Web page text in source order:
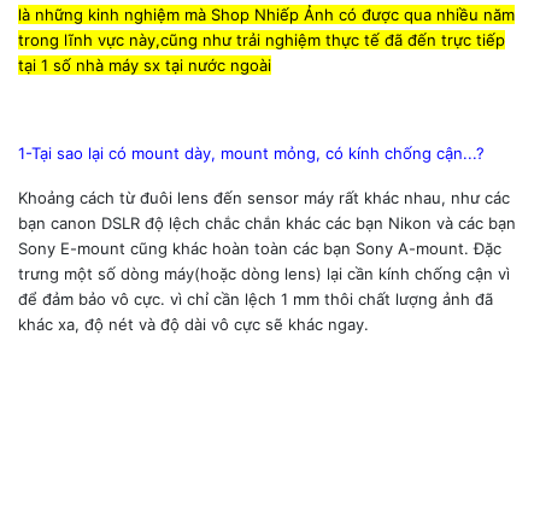
là những kinh nghiệm mà Shop Nhiếp Ảnh có được qua nhiều năm
trong lĩnh vực này,cũng như trải nghiệm thực tế đã đến trực tiếp
tại 1 số nhà máy sx tại nước ngoài
1-Tại sao lại có mount dày, mount mỏng, có kính chống cận...?
Khoảng cách từ đuôi lens đến sensor máy rất khác nhau, như các
bạn canon DSLR độ lệch chắc chắn khác các bạn Nikon và các bạn
Sony E-mount cũng khác hoàn toàn các bạn Sony A-mount. Đặc
trưng một số dòng máy(hoặc dòng lens) lại cần kính chống cận vì
để đảm bảo vô cực. vì chỉ cần lệch 1 mm thôi chất lượng ảnh đã
khác xa, độ nét và độ dài vô cực sẽ khác ngay.